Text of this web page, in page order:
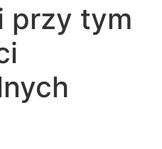
przy tym